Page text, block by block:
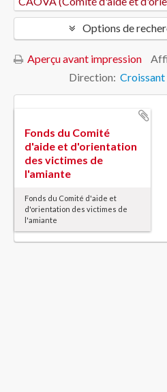
Options de
Aperçu avant impression
Direction: Croissant
Fonds du Comité
d'aide et d'orientation
des victimes de
l'amiante
Fonds du Comité d'aide et
d'orientation des victimes de
l'amiante